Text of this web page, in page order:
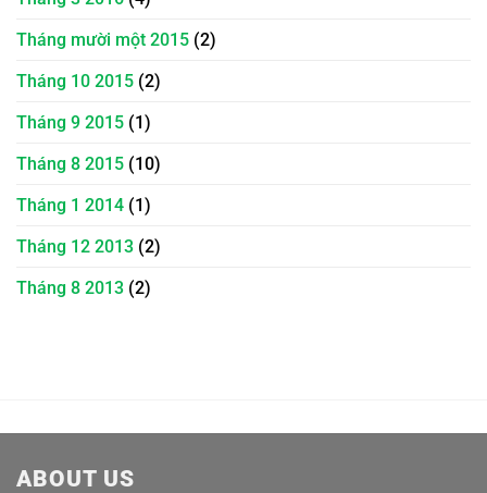
Tháng mười một 2015 (2)
Tháng 10 2015 (2)
Tháng 9 2015 (1)
Tháng 8 2015 (10)
Tháng 1 2014 (1)
Tháng 12 2013 (2)
Tháng 8 2013 (2)
ABOUT US